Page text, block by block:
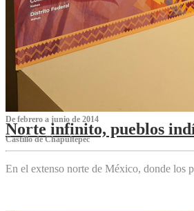
De febrero a junio de 2014
Norte infinito, pueblos
Castillo de Chapultepec
En el extenso norte de México, donde los